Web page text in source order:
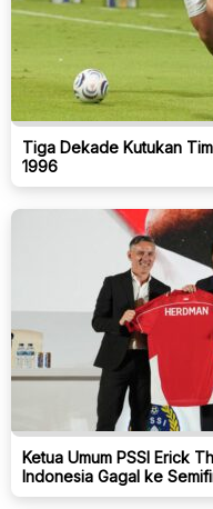
Tiga Dekade Kutukan
1996
Ketua Umum PSSI Erick
Indonesia Gagal ke